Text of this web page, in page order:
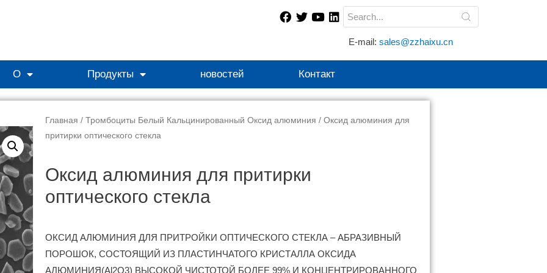
E-mail: sales@zzhaixu.cn
О Продукты новостей Контакт
Главная /Тромбоциты Белый Кальцинированный Оксид алюминия / Оксид алюминия для
притирки оптического стекла
Оксид алюминия для притирки
оптического стекла
ОКСИД АЛЮМИНИЯ ДЛЯ ПРИТРОЙКИ ОПТИЧЕСКОГО СТЕКЛА – АБРАЗИВНЫЙ
ПОРОШОК, СОСТОЯЩИЙ ИЗ ПЛАСТИНЧАТОГО КРИСТАЛЛА ОКСИДА
АЛЮМИНИЯ(Al2O3) ВЫСОКОЙ ЧИСТОТОЙ БОЛЕЕ 99% И КОНЦЕНТРИРОВАННОГО